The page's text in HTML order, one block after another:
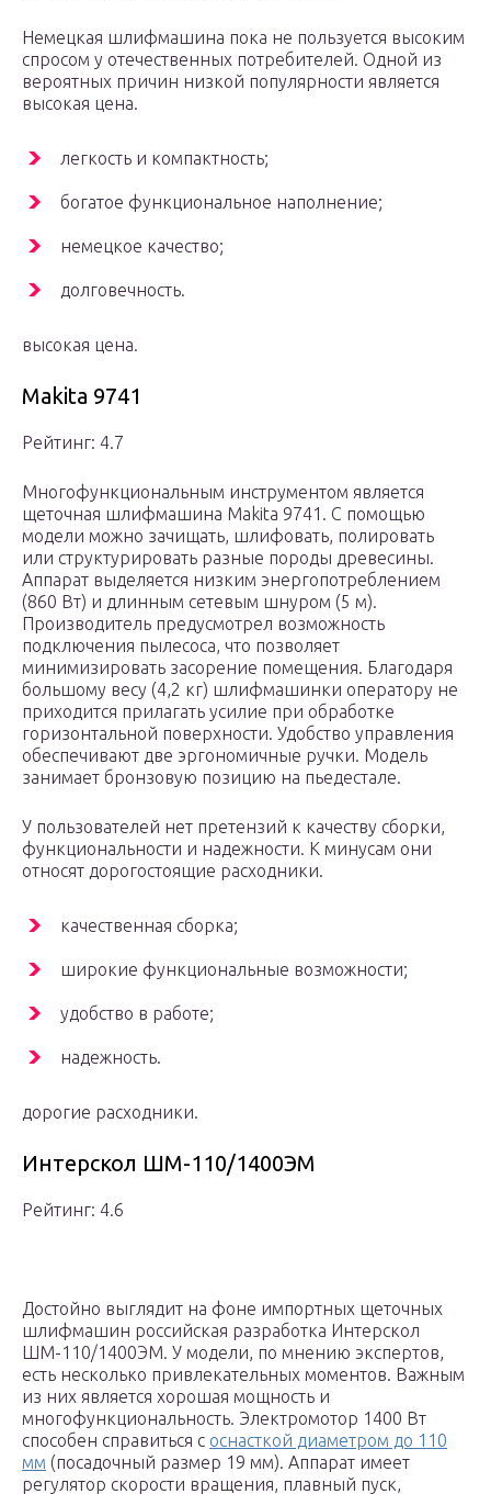
Немецкая шлифмашина пока не пользуется высоким
спросом у отечественных потребителей. Одной из
вероятных причин низкой популярности является
высокая цена.
легкость и компактность;
богатое функциональное наполнение;
немецкое качество;
долговечность.
высокая цена.
Makita 9741
Рейтинг: 4.7
Многофункциональным инструментом является
щеточная шлифмашина Makita 9741. С помощью
модели можно зачищать, шлифовать, полировать
или структурировать разные породы древесины.
Аппарат выделяется низким энергопотреблением
(860 Вт) и длинным сетевым шнуром (5 м).
Производитель предусмотрел возможность
подключения пылесоса, что позволяет
минимизировать засорение помещения. Благодаря
большому весу (4,2 кг) шлифмашинки оператору не
приходится прилагать усилие при обработке
горизонтальной поверхности. Удобство управления
обеспечивают две эргономичные ручки. Модель
занимает бронзовую позицию на пьедестале.
У пользователей нет претензий к качеству сборки,
функциональности и надежности. К минусам они
относят дорогостоящие расходники.
качественная сборка;
широкие функциональные возможности;
удобство в работе;
надежность.
дорогие расходники.
Интерскол ШМ-110/1400ЭМ
Рейтинг: 4.6
Достойно выглядит на фоне импортных щеточных
шлифмашин российская разработка Интерскол
ШМ-110/1400ЭМ. У модели, по мнению экспертов,
есть несколько привлекательных моментов. Важным
из них является хорошая мощность и
многофункциональность. Электромотор 1400 Вт
способен справиться с оснасткой диаметром до 110
мм (посадочный размер 19 мм). Аппарат имеет
регулятор скорости вращения, плавный пуск,